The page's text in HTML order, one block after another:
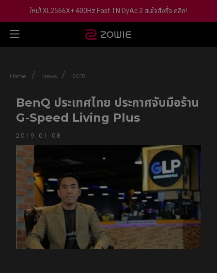
ใหม่! XL2566X+ 400Hz Fast TN DyAc 2 สนใจสั่งซื้อ คลิก!
Home / News / 2018
BenQ ประเทศไทย ประกาศจับมือร้าน
G-Speed Living Plus
2019-01-08